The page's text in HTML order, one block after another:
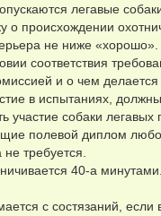
легавые
о происхождении
не ниже
соответствия
и о чем
в испытаниях,
участие собаки
полевой диплом
требуется.
40-а
с состязаний,